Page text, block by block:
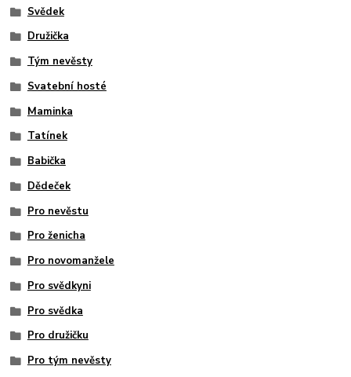
Svědek
Družička
Tým nevěsty
Svatební hosté
Maminka
Tatínek
Babička
Dědeček
Pro nevěstu
Pro ženicha
Pro novomanžele
Pro svědkyni
Pro svědka
Pro družičku
Pro tým nevěsty